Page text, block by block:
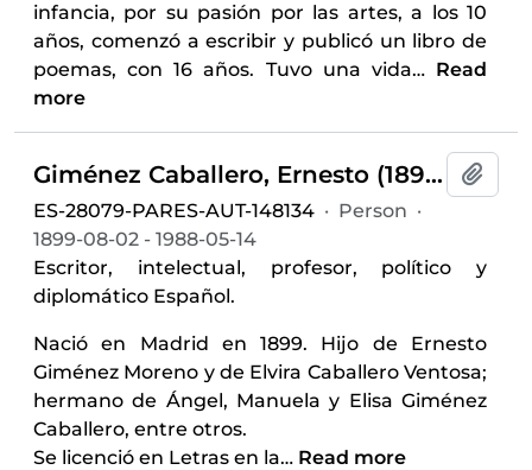
infancia, por su pasión por las artes, a los 10
años, comenzó a escribir y publicó un libro de
poemas, con 16 años. Tuvo una vida… Read
more
Giménez Caballero, Ernesto (1899-1988)
ES-28079-PARES-AUT-148134 · Person ·
1899-08-02 - 1988-05-14
Escritor, intelectual, profesor, político y
diplomático Español.
Nació en Madrid en 1899. Hijo de Ernesto
Giménez Moreno y de Elvira Caballero Ventosa;
hermano de Ángel, Manuela y Elisa Giménez
Caballero, entre otros.
Se licenció en Letras en la… Read more